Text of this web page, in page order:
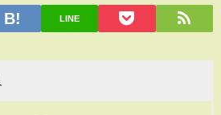
LINE